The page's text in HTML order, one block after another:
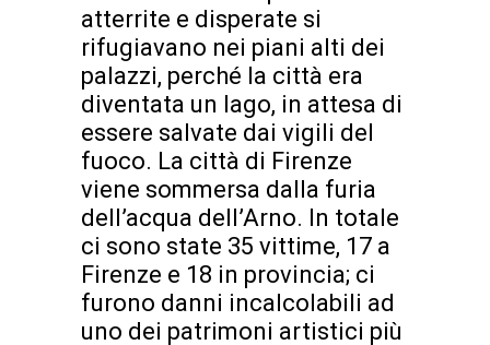
atterrite e disperate si
rifugiavano nei piani alti dei
palazzi, perché la città era
diventata un lago, in attesa di
essere salvate dai vigili del
fuoco. La città di Firenze
viene sommersa dalla furia
dell’acqua dell’Arno. In totale
ci sono state 35 vittime, 17 a
Firenze e 18 in provincia; ci
furono danni incalcolabili ad
uno dei patrimoni artistici più